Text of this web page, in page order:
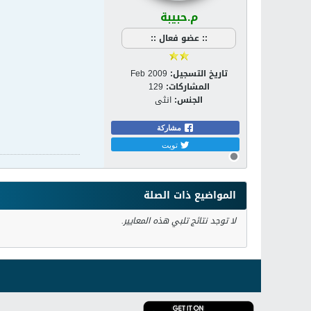
م.حبيبة
:: عضو فعال ::
تاريخ التسجيل: Feb 2009
المشاركات: 129
الجنس: انثى
مشاركة
تويت
المواضيع ذات الصلة
لا توجد نتائج تلبي هذه المعايير.